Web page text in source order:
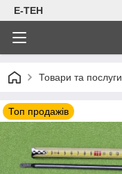
Е-ТЕН
Товари та послуги
Топ продажів